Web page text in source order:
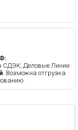
СДЭК, Деловые Линии
. Возможна отгрузка